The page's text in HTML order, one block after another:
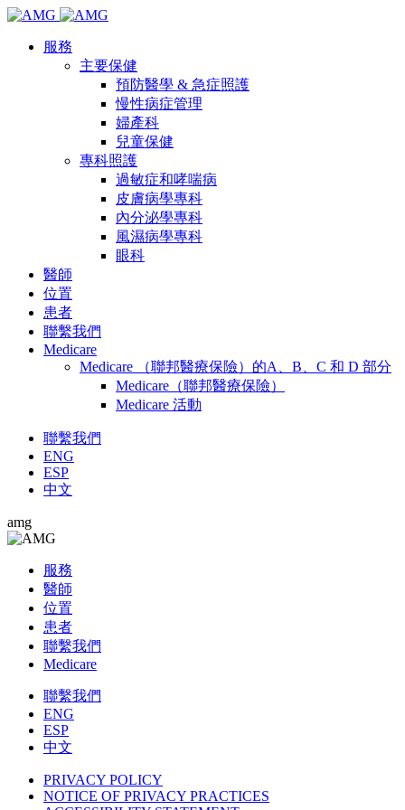
服務
主要保健
預防醫學 & 急症照護
慢性病症管理
婦產科
兒童保健
專科照護
過敏症和哮喘病
皮膚病學專科
內分泌學專科
風濕病學專科
眼科
醫師
位置
患者
聯繫我們
Medicare
Medicare （聯邦醫療保險）的A、B、C 和 D 部分
Medicare（聯邦醫療保險）
Medicare 活動
聯繫我們
ENG
ESP
中文
amg
服務
醫師
位置
患者
聯繫我們
Medicare
聯繫我們
ENG
ESP
中文
PRIVACY POLICY
NOTICE OF PRIVACY PRACTICES